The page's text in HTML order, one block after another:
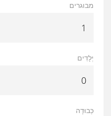
מבוגרים
יְלָדִים
כְּבוּדָה